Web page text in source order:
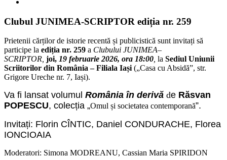
Image
Clubul JUNIMEA-SCRIPTOR ediția nr. 259
Prietenii cărților de istorie recentă și publicistică sunt invitați să
participe la ediția nr. 259 a Clubului JUNIMEA–
SCRIPTOR, joi, 19 februarie2026, ora 18:00, la Sediul Uniunii
Scriitorilor din România – Filiala Iași(„Casa cu Absidă”, str.
Grigore Ureche nr. 7, Iași).
Va fi lansat volumul România în derivă de Răsvan
POPESCU, colecția „Omul și societatea contemporană”.
Invitați: Florin CÎNTIC, Daniel CONDURACHE, Florea
IONCIOAIA
Moderatori: Simona MODREANU, Cassian Maria SPIRIDON